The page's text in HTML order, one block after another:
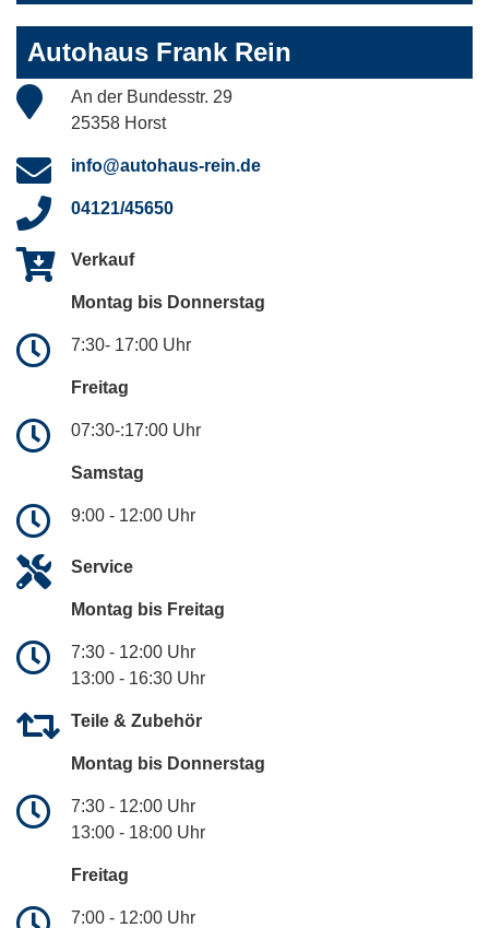
Autohaus Frank Rein
An der Bundesstr. 29
25358 Horst
info@autohaus-rein.de
04121/45650
Verkauf
Montag bis Donnerstag
7:30- 17:00 Uhr
Freitag
07:30-:17:00 Uhr
Samstag
9:00 - 12:00 Uhr
Service
Montag bis Freitag
7:30 - 12:00 Uhr
13:00 - 16:30 Uhr
Teile & Zubehör
Montag bis Donnerstag
7:30 - 12:00 Uhr
13:00 - 18:00 Uhr
Freitag
7:00 - 12:00 Uhr